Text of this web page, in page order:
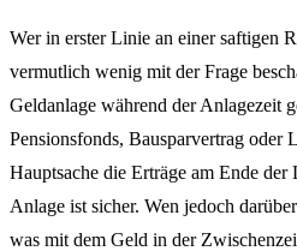
Wer in erster Linie an einer saftigen
vermutlich wenig mit der Frage
Geldanlage während der Anlagezeit
Pensionsfonds, Bausparvertrag oder
Hauptsache die Erträge am Ende
Anlage ist sicher. Wen jedoch
was mit dem Geld in der